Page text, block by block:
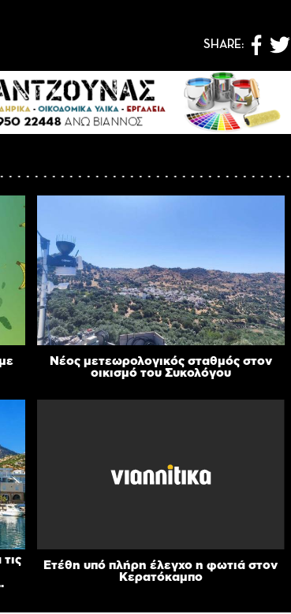
SHARE:
Νέος μετεωρολογικός σταθμός στον
οικισμό του Συκολόγου
Ετέθη υπό πλήρη έλεγχο η φωτιά στον
Κερατόκαμπο